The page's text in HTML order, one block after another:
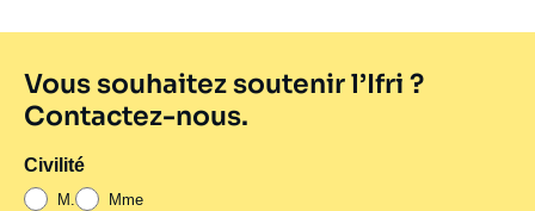
loi
Vous souhaitez soutenir l’Ifri ?
Contactez-nous.
Civilité
M. Mme